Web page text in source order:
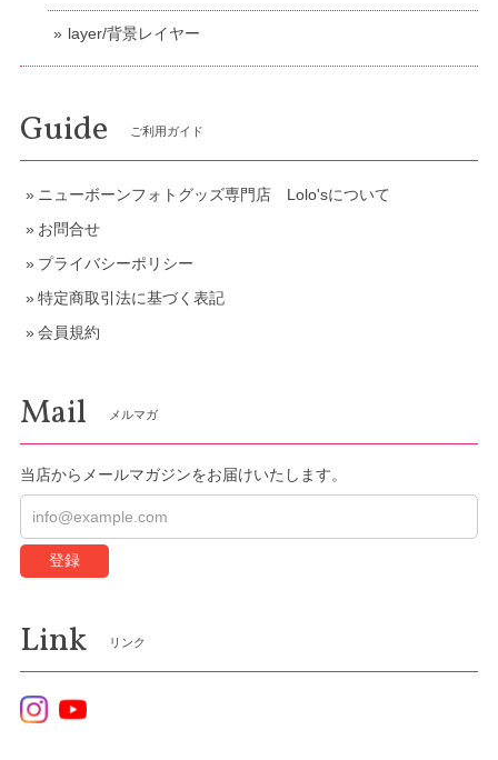
layer/背景レイヤー
Guide ご利用ガイド
ニューボーンフォトグッズ専門店 Lolo'sについて
お問合せ
プライバシーポリシー
特定商取引法に基づく表記
会員規約
Mail メルマガ
当店からメールマガジンをお届けいたします。
登録
Link リンク